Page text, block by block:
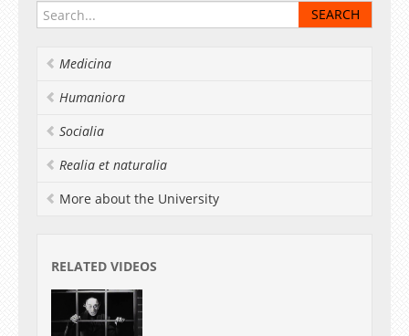
Loengust teeb otseülekande Postimees online,
Videos on kasutatud Victorias' Secreti ja Cooking
Medicina
Humaniora
Socialia
Realia et naturalia
More about the University
RELATED VIDEOS